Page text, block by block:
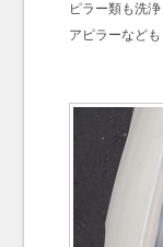
ピラー類も洗
アピラーなども